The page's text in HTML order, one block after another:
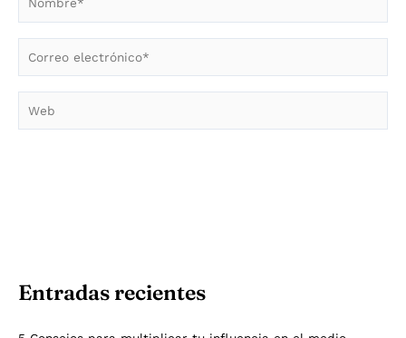
electrónico*
Entradas recientes